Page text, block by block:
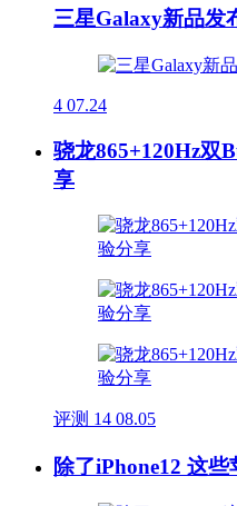
三星Galaxy新品发
4 07.24
骁龙865+120Hz双
享
评测 14 08.05
除了iPhone12 这